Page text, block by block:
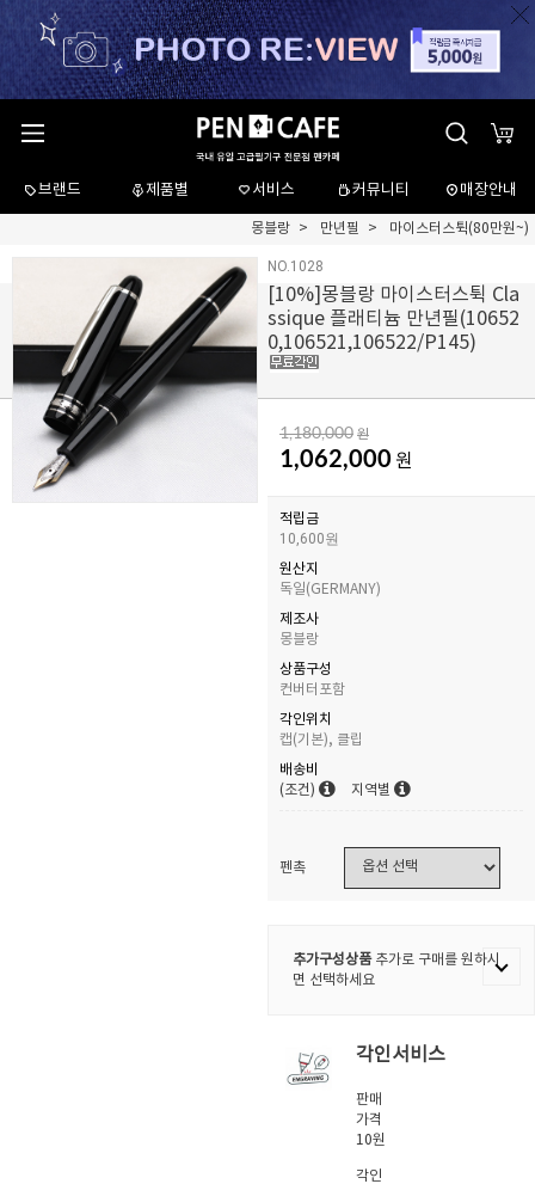
브랜드 제품별 서비스 커뮤니티 매장안내
몽블랑 만년필 마이스터스튁(80만원~)
NO.1028
[10%]몽블랑 마이스터스튁 Cla
ssique 플래티늄 만년필(10652
0,106521,106522/P145)
1,180,000 원
1,062,000 원
적립금
10,600원
원산지
독일(GERMANY)
제조사
몽블랑
상품구성
컨버터포함
각인위치
캡(기본), 클립
배송비
(조건)
지역별
펜촉
추가구성상품추가로 구매를 원하시
면 선택하세요
각인서비스
판매
가격
10원
각인